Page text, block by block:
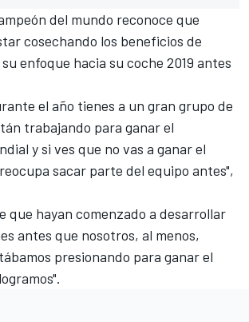
del mundo reconoce que
cosechando los beneficios de
enfoque hacia su coche 2019 antes
el año tienes a un gran grupo de
trabajando para ganar el
y si ves que no vas a ganar el
sacar parte del equipo antes",
que hayan comenzado a desarrollar
antes que nosotros, al menos,
presionando para ganar el